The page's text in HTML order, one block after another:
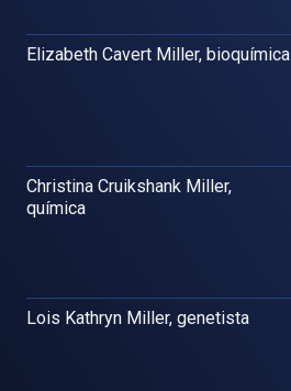
Elizabeth Cavert Miller, bioquímica
Christina Cruikshank Miller,
química
Lois Kathryn Miller, genetista